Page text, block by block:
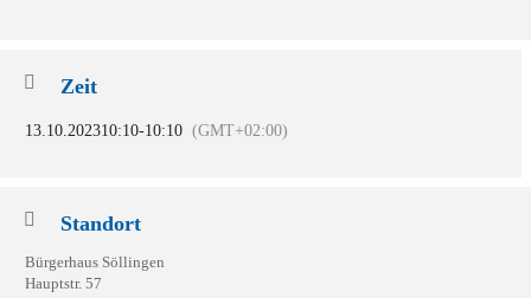
Zeit
13.10.202310:10-10:10 (GMT+02:00)
Standort
Bürgerhaus Söllingen
Hauptstr. 57